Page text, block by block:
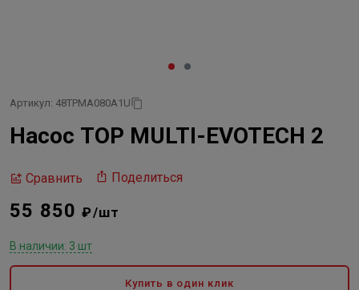
Артикул: 48TPMA080A1U
Насос TOP MULTI-EVOTECH 2
Сравнить Поделиться
55 850₽/шт
В наличии: 3 шт
Купить в один клик